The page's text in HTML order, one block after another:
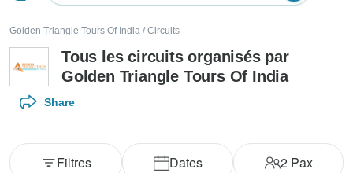
Golden Triangle Tours Of India / Circuits
Tous les circuits organisés par
Golden Triangle Tours Of India
Share
Dates 2Pax
Filtres